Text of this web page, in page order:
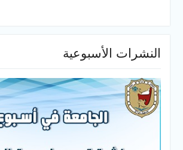
النشرات الأسبوعية